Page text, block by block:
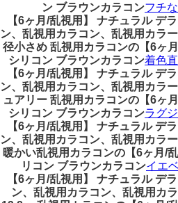
ン ブラウンカラコンフチ
【6ヶ月/乱視用】 ナチュラル デ
ン、乱視用カラコン、乱視用カラ
径小さめ 乱視用カラコンの【6ヶ
シリコン ブラウンカラコン着色
【6ヶ月/乱視用】 ナチュラル デ
ン、乱視用カラコン、乱視用カラ
ュアリー 乱視用カラコンの【6ヶ
シリコン ブラウンカラコンラグ
【6ヶ月/乱視用】 ナチュラル デ
ン、乱視用カラコン、乱視用カラ
暖かい乱視用カラコンの【6ヶ月/
リコン ブラウンカラコンイエ
【6ヶ月/乱視用】 ナチュラル デ
ン、乱視用カラコン、乱視用カ